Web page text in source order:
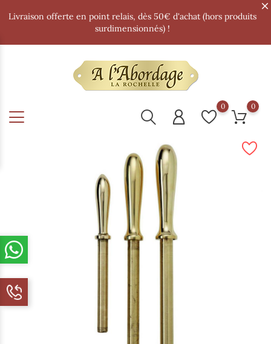
Livraison offerte en point relais, dès 50€ d'achat (hors produits
surdimensionnés) !
0 0